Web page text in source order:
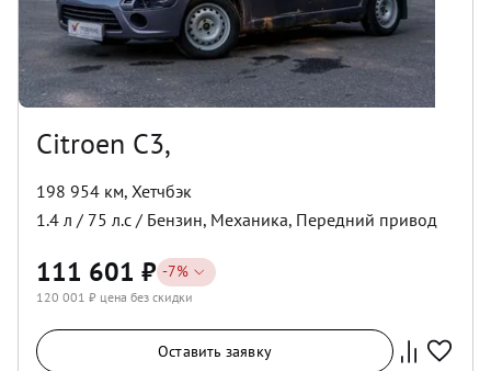
Citroen C3,
198 954 км, Хетчбэк
1.4 л / 75 л.с / Бензин, Механика, Передний привод
111 601 ₽ -7%
120 001 ₽ цена без скидки
Оставить заявку